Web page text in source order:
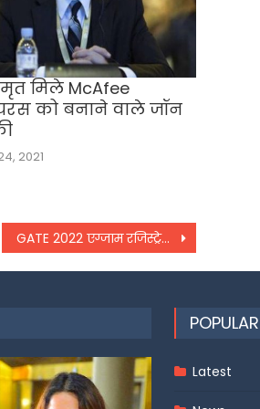
मिले McAfee
को बनाने वाले जॉन
2021
GATE 2022 एग्जाम रजिस्ट्रेशन प्रक्रिया में हुआ बड़ा बदलाव,
Latest